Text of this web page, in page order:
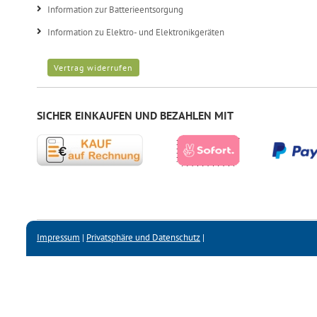
Information zur Batterieentsorgung
Information zu Elektro- und Elektronikgeräten
Vertrag widerrufen
SICHER EINKAUFEN UND BEZAHLEN MIT
Impressum | Privatsphäre und Datenschutz |